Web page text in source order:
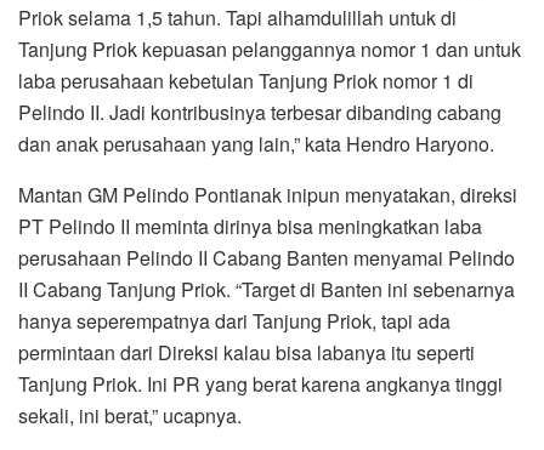
Priok selama 1,5 tahun. Tapi alhamdulillah untuk di
Tanjung Priok kepuasan pelanggannya nomor 1 dan untuk
laba perusahaan kebetulan Tanjung Priok nomor 1 di
Pelindo II. Jadi kontribusinya terbesar dibanding cabang
dan anak perusahaan yang lain,” kata Hendro Haryono.
Mantan GM Pelindo Pontianak inipun menyatakan, direksi
PT Pelindo II meminta dirinya bisa meningkatkan laba
perusahaan Pelindo II Cabang Banten menyamai Pelindo
II Cabang Tanjung Priok. “Target di Banten ini sebenarnya
hanya seperempatnya dari Tanjung Priok, tapi ada
permintaan dari Direksi kalau bisa labanya itu seperti
Tanjung Priok. Ini PR yang berat karena angkanya tinggi
sekali, ini berat,” ucapnya.